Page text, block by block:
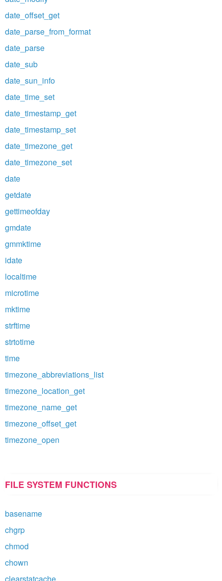
date_offset_get
date_parse_from_format
date_parse
date_sub
date_sun_info
date_time_set
date_timestamp_get
date_timestamp_set
date_timezone_get
date_timezone_set
date
getdate
gettimeofday
gmdate
gmmktime
idate
localtime
microtime
mktime
strftime
strtotime
time
timezone_abbreviations_list
timezone_location_get
timezone_name_get
timezone_offset_get
timezone_open
FILE SYSTEM FUNCTIONS
basename
chgrp
chmod
chown
clearstatcache